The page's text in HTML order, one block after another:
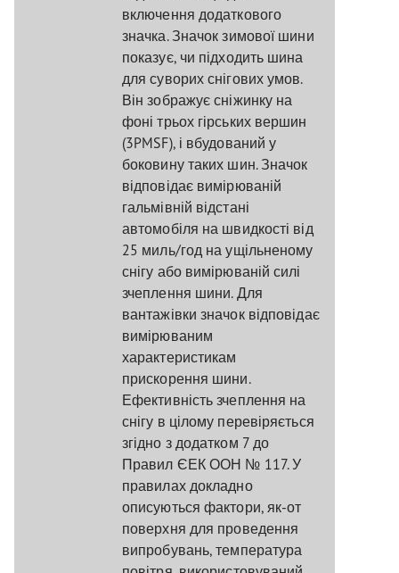
включення додаткового
значка. Значок зимової шини
показує, чи підходить шина
для суворих снігових умов.
Він зображує сніжинку на
фоні трьох гірських вершин
(3PMSF), і вбудований у
боковину таких шин. Значок
відповідає вимірюваній
гальмівній відстані
автомобіля на швидкості від
25 миль/год на ущільненому
снігу або вимірюваній силі
зчеплення шини. Для
вантажівки значок відповідає
вимірюваним
характеристикам
прискорення шини.
Ефективність зчеплення на
снігу в цілому перевіряється
згідно з додатком 7 до
Правил ЄЕК ООН № 117. У
правилах докладно
описуються фактори, як-от
поверхня для проведення
випробувань, температура